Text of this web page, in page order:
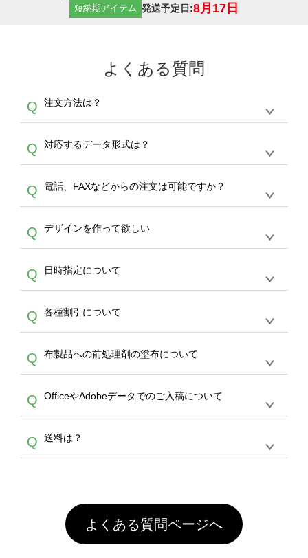
短納期アイテム 発送予定日:8月17日
よくある質問
Q 注文方法は？
A
生産にて承っております。デザインツールから
デザインの作成から決済まで完了できます。
30枚以上やシルク印刷など、大口注文の場合
は、サポートが担当するエコバッグコンシェル
やタンブラーコンシェルをご利用ください。製
作する数量が多ければ多いほど、オンデマンド
サービスよりも低価格で製作することが可能で
す。
Q 対応するデータ形式は？
A
ドできるデータ形式は、JPG / PNG / AI / PSD /
PDF 形式になります。データの最大サイズ
写真などもアップロード可能です。使用できな
い画像はエラーになります。（※ Illustratorか
らの直接入稿には対応していません。AIで保存
し、デザインツールからアップロードして下さ
い）
Q 電話、FAXなどからの注文は可能ですか？
A
文のみ受け付けております。30個以上のご製
作をお考えの方は、サポートが担当するエコバ
スをご利用頂ければ、電話やFAX、メールなど
でご注文が可能です。
Q デザインを作って欲しい
A
を作って欲しい。などの場合は、製作数量が
30個以上であれば、サポート担当が、デザイ
バッグコンシェル
サー
ビスをご利用ください。(※ 30個以下の場合
は、デザインツールをご利用ください)
Q 日時指定について
A
ん。発送後18時以降に配送業者・伝票番号を
メールでお知らせいたしますので、直接配送業
者にご連絡いただき調整をお願い致します。
Q 各種割引について
A
カート内で自動的に割引(最大50%)が適用され
ます。 【付与ポイント】購入金額の1％が1ポ
イントとして付与され、次回ご注文時に1ポイ
ント＝1円としてお使いいただけます。ポイン
トは発送完了の翌日に付与され、次回ご注文時
からご利用頂けます。ポイントの有効期限は一
年間です。【会員ランク】過去10カ月のご注
文回数により会員ランク割引(最大5%)が適用
頂いても、ログインがされていなければ、ラン
クにカウントがされません。
Q 布製品への前処理剤の塗布について
A
意点（前処理剤）】カラー生地（Tシャツのホ
ワイト、トートバッグのナチュラル、ホワイト
といって、プリントを定着させるための処理剤
を塗布しており、短納期・低価格で商品をお届
害な性質で、水洗いで落とすことが可能です。
お手数ですが、お客様ご自身にて着用前に落と
していただけますようお願いいたします。※1
通常注文・直送機能でのご注文に関わらず、前
Q OfficeやAdobeデータでのご入稿について
A
ません。いずれのデータも該当デザインのみ画
像(JPEG,PNG,GIF,PDF)に変換、またはAdobe
Q 送料は？
引」などによるお値引きで4,000円未満になる
場合は送料がかかりますので、ご注意くださ
い。
よくある質問ページへ